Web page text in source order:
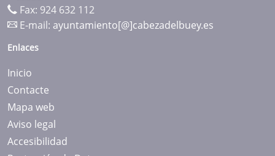
Fax: 924 632 112
E-mail: ayuntamiento[@]cabezadelbuey.es
Enlaces
Inicio
Contacte
Mapa web
Aviso legal
Accesibilidad